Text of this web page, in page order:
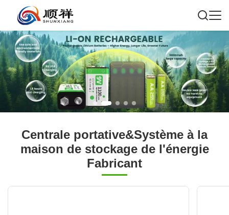
Centrale portative&Système à la
maison de stockage de l'énergie
Fabricant